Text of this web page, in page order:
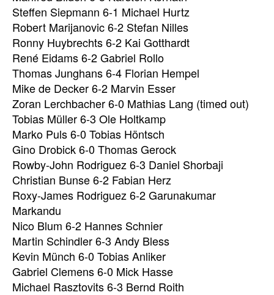
Steffen Siepmann 6-1 Michael Hurtz
Robert Marijanovic 6-2 Stefan Nilles
Ronny Huybrechts 6-2 Kai Gotthardt
René Eidams 6-2 Gabriel Rollo
Thomas Junghans 6-4 Florian Hempel
Mike de Decker 6-2 Marvin Esser
Zoran Lerchbacher 6-0 Mathias Lang (timed out)
Tobias Müller 6-3 Ole Holtkamp
Marko Puls 6-0 Tobias Höntsch
Gino Drobick 6-0 Thomas Gerock
Rowby-John Rodriguez 6-3 Daniel Shorbaji
Christian Bunse 6-2 Fabian Herz
Roxy-James Rodriguez 6-2 Garunakumar
Markandu
Nico Blum 6-2 Hannes Schnier
Martin Schindler 6-3 Andy Bless
Kevin Münch 6-0 Tobias Anliker
Gabriel Clemens 6-0 Mick Hasse
Michael Rasztovits 6-3 Bernd Roith